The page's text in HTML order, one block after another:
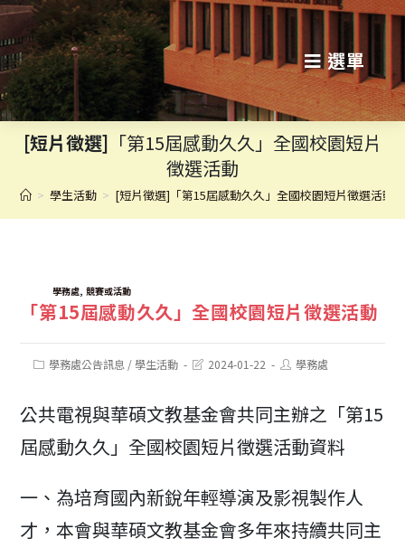
跳
轉
至
主
選單
[短片徵選] 「第15屆感動久久」全國校園短片
徵選活動
> 學生活動 > [短片徵選]「第15屆感動久久」全國校園短片徵選活動
TAGS:學務處, 競賽或活動
「第15屆感動久久」全國校園短片徵選活動
Post學務處公告訊息 / 學生活動
Post2024-01-22
Post學務處
公共電視與華碩文教基金會共同主辦之「第15
屆感動久久」全國校園短片徵選活動資料
一、為培育國內新銳年輕導演及影視製作人
才，本會與華碩文教基金會多年來持續共同主